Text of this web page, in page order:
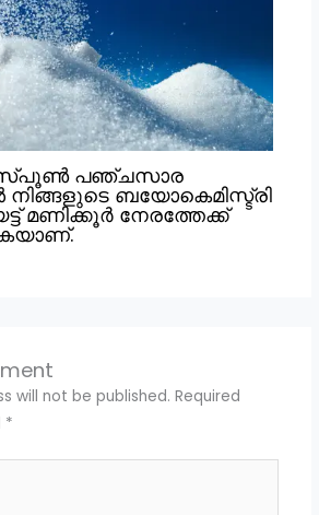
സ്പൂൺ പഞ്ചസാര
നിങ്ങളുടെ ബയോകെമിസ്ട്രി
മണിക്കൂർ നേരത്തേക്ക്
will not be published. Required
*